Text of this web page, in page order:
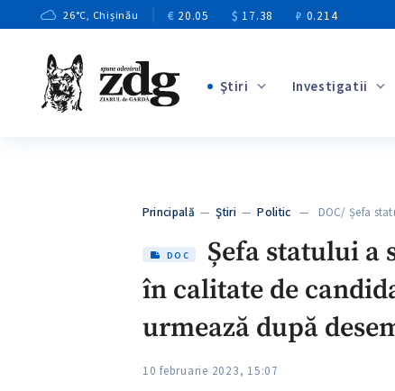
26°C, Chișinău € 20.05 $ 17.38 ₽ 0.214
Ştiri Investigatii
Principală —Ştiri —Politic — DOC/ Șefa
DOC
Șefa statului a
în calitate de
urmează după
10 februarie 2023, 15:07